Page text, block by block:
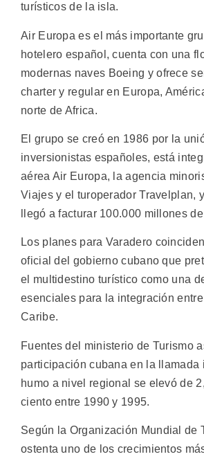
turísticos de la isla.
Air Europa es el más importante
hotelero español, cuenta con una
modernas naves Boeing y ofrece
charter y regular en Europa,
norte de Africa.
El grupo se creó en 1986 por la
inversionistas españoles, está
aérea Air Europa, la agencia
Viajes y el turoperador Travelplan,
llegó a facturar 100.000 millones
Los planes para Varadero
oficial del gobierno cubano que
el multidestino turístico como una
esenciales para la integración
Caribe.
Fuentes del ministerio de Turismo
participación cubana en la llamada
humo a nivel regional se elevó de
ciento entre 1990 y 1995.
Según la Organización Mundial de
ostenta uno de los crecimientos